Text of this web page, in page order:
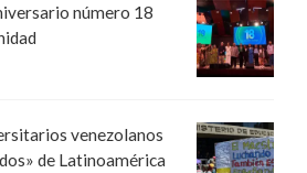
número 18
venezolanos
de Latinoamérica